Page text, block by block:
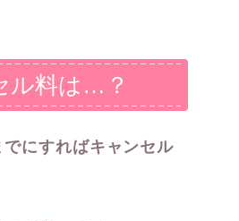
ル料は…？
にすればキャンセル